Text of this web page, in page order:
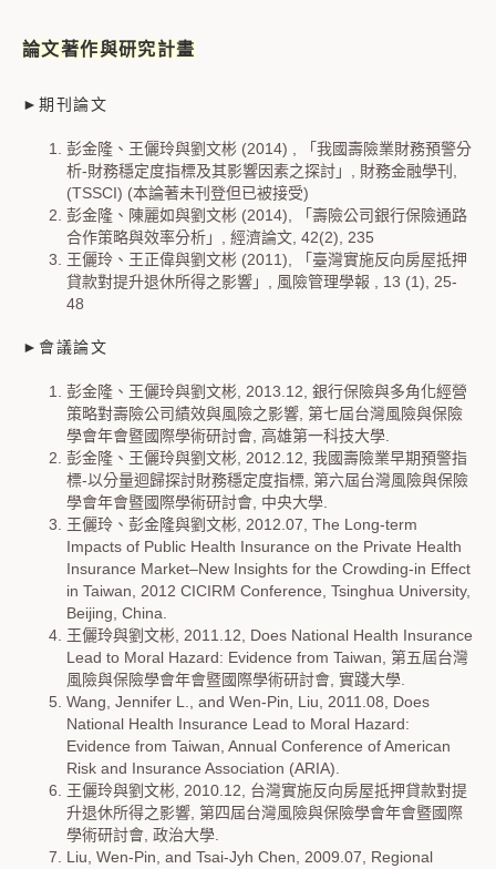
論文著作與研究計畫
►期刊論文
彭金隆、王儷玲與劉文彬 (2014) , 「我國壽險業財務預警分
析-財務穩定度指標及其影響因素之探討」, 財務金融學刊,
(TSSCI) (本論著未刊登但已被接受)
彭金隆、陳麗如與劉文彬 (2014), 「壽險公司銀行保險通路
合作策略與效率分析」, 經濟論文, 42(2), 235
王儷玲、王正偉與劉文彬 (2011), 「臺灣實施反向房屋抵押
貸款對提升退休所得之影響」, 風險管理學報 , 13 (1), 25-
48
►會議論文
彭金隆、王儷玲與劉文彬, 2013.12, 銀行保險與多角化經營
策略對壽險公司績效與風險之影響, 第七屆台灣風險與保險
學會年會暨國際學術研討會, 高雄第一科技大學.
彭金隆、王儷玲與劉文彬, 2012.12, 我國壽險業早期預警指
標-以分量迴歸探討財務穩定度指標, 第六屆台灣風險與保險
學會年會暨國際學術研討會, 中央大學.
王儷玲、彭金隆與劉文彬, 2012.07, The Long-term
Impacts of Public Health Insurance on the Private Health
Insurance Market–New Insights for the Crowding-in Effect
in Taiwan, 2012 CICIRM Conference, Tsinghua University,
Beijing, China.
王儷玲與劉文彬, 2011.12, Does National Health Insurance
Lead to Moral Hazard: Evidence from Taiwan, 第五屆台灣
風險與保險學會年會暨國際學術研討會, 實踐大學.
Wang, Jennifer L., and Wen-Pin, Liu, 2011.08, Does
National Health Insurance Lead to Moral Hazard:
Evidence from Taiwan, Annual Conference of American
Risk and Insurance Association (ARIA).
王儷玲與劉文彬, 2010.12, 台灣實施反向房屋抵押貸款對提
升退休所得之影響, 第四屆台灣風險與保險學會年會暨國際
學術研討會, 政治大學.
Liu, Wen-Pin, and Tsai-Jyh Chen, 2009.07, Regional